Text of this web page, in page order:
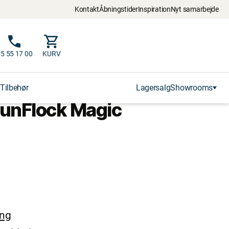
KontaktÅbningstiderInspirationNyt samarbejde
55 17 00 KURV
Tilbehør LagersalgShowrooms
Magic